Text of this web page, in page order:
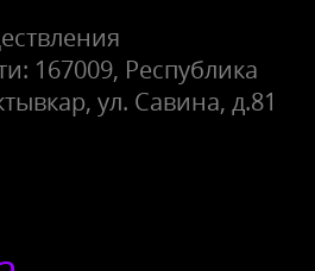
167009, Республика
ул. Савина, д.81